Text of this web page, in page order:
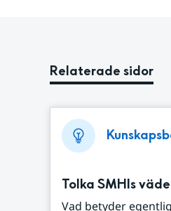
Relaterade sidor
Tolka SMHIs
Vad betyder